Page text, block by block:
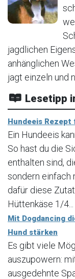
jagdlichen
anhänglichen
jagt einzeln und
Lesetipp
Hundeeis
Ein Hundeeis
So hast du die
enthalten sind,
sondern einfach
dafür diese
Hüttenkäse 1/4...
Mit Dogdancing
Hund stärken
Es gibt viele
auszupowern:
ausgedehnte